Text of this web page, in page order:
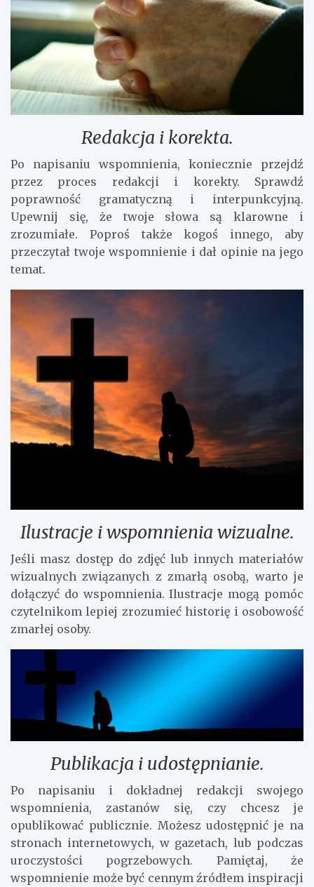
Redakcja i korekta.
Po napisaniu wspomnienia, koniecznie przejdź
przez proces redakcji i korekty. Sprawdź
poprawność gramatyczną i interpunkcyjną.
Upewnij się, że twoje słowa są klarowne i
zrozumiałe. Poproś także kogoś innego, aby
przeczytał twoje wspomnienie i dał opinie na jego
temat.
Ilustracje i wspomnienia wizualne.
Jeśli masz dostęp do zdjęć lub innych materiałów
wizualnych związanych z zmarłą osobą, warto je
dołączyć do wspomnienia. Ilustracje mogą pomóc
czytelnikom lepiej zrozumieć historię i osobowość
zmarłej osoby.
Publikacja i udostępnianie.
Po napisaniu i dokładnej redakcji swojego
wspomnienia, zastanów się, czy chcesz je
opublikować publicznie. Możesz udostępnić je na
stronach internetowych, w gazetach, lub podczas
uroczystości pogrzebowych. Pamiętaj, że
wspomnienie może być cennym źródłem inspiracji